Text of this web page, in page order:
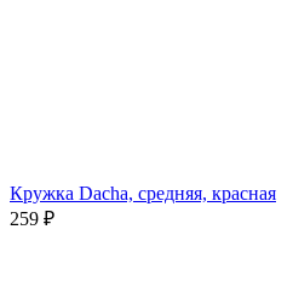
Кружка Dacha, средняя, красная
259 ₽